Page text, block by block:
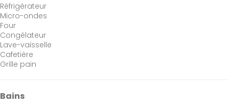
Réfrigérateur
Micro-ondes
Four
Congélateur
Lave-vaisselle
Cafetière
Grille pain
Bains